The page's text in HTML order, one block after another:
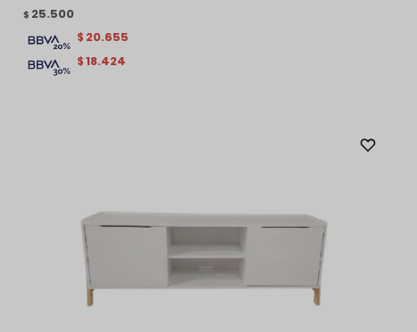
$ 25.500
$18.424
$ 20.655